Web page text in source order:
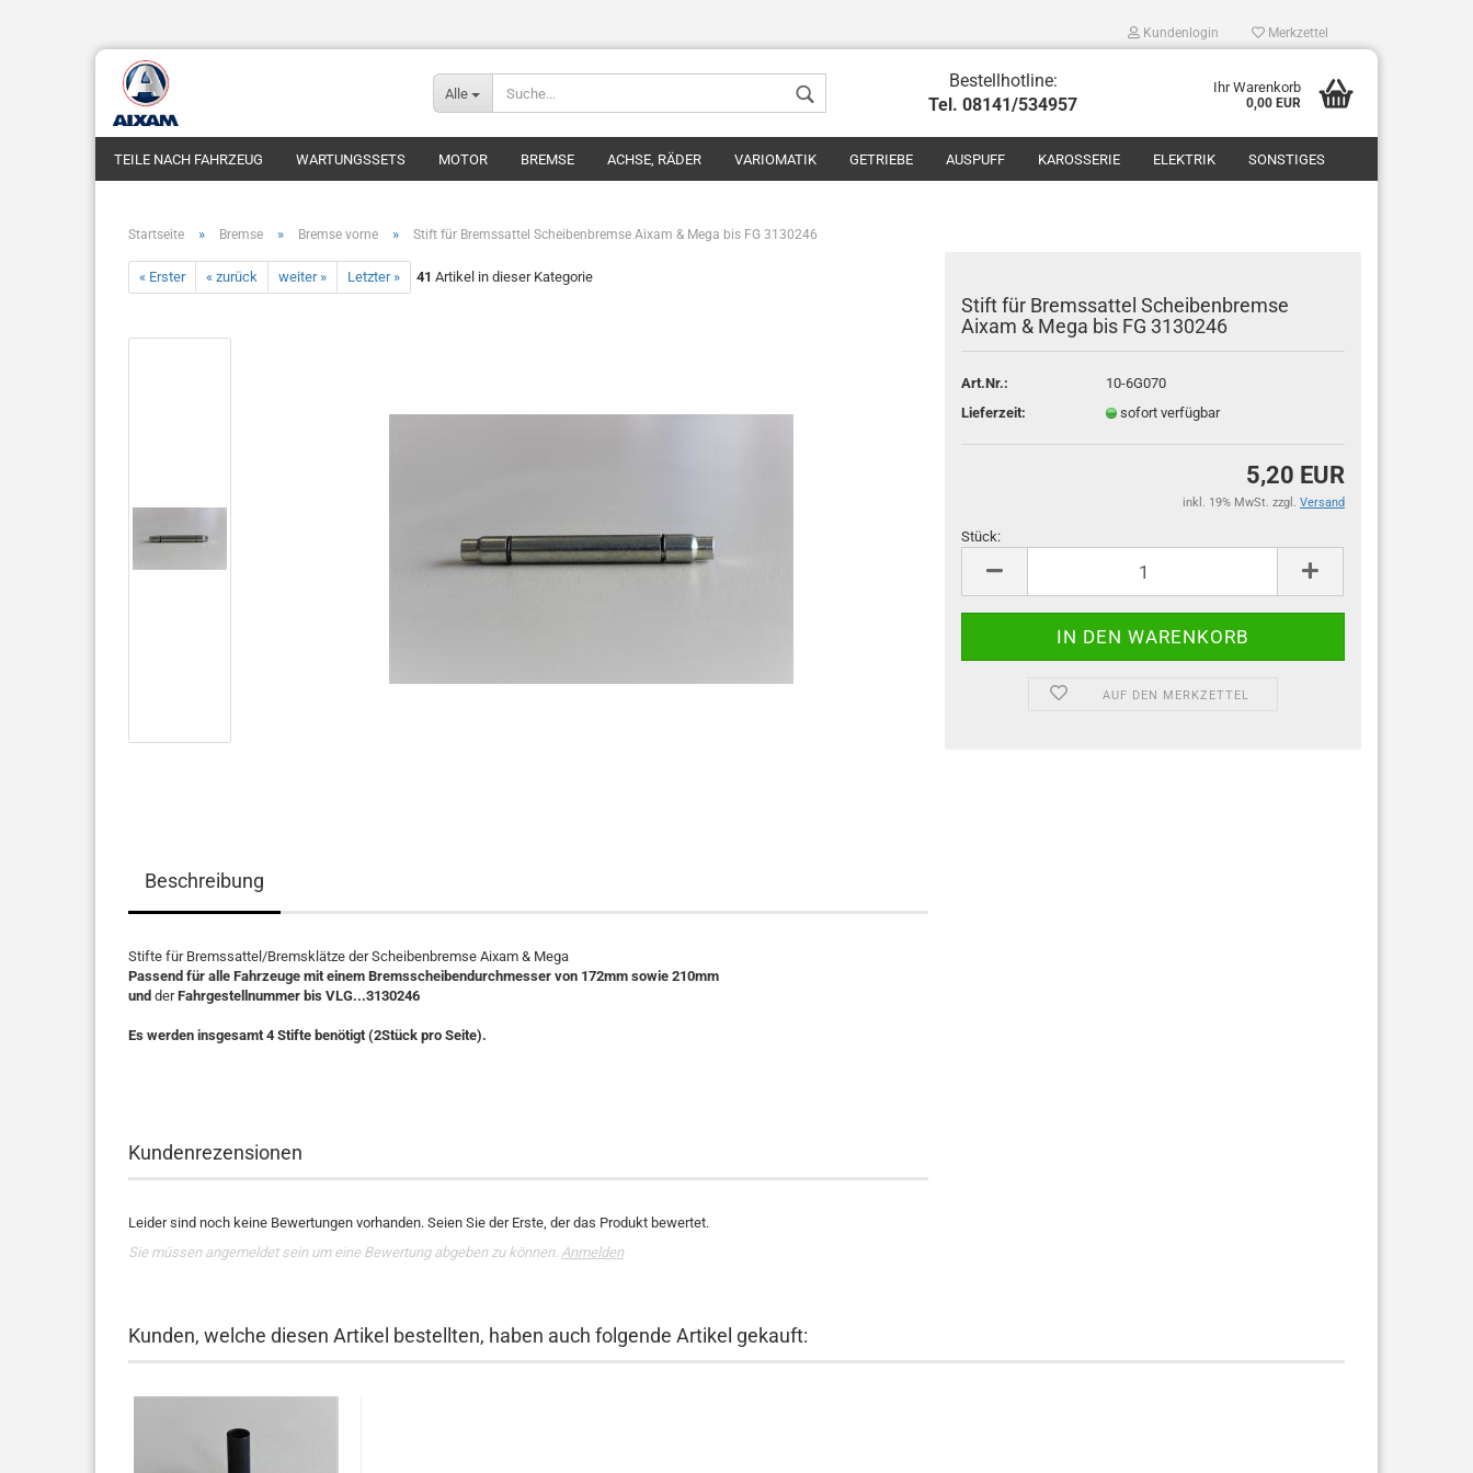
Kundenlogin
Konto erstellen
Merkzettel
Alle
Bestellhotline:
Tel. 08141/534957
Ihr Warenkorb
0,00 EUR
TEILE NACH FAHRZEUG WARTUNGSSETS MOTOR BREMSE ACHSE, RÄDER VARIOMATIK GETRIEBE AUSPUFF KAROSSERIE ELEKTRIK SONSTIGES
Startseite » Bremse » Bremse vorne » Stift für Bremssattel Scheibenbremse Aixam & Mega bis FG 3130246
« Erster « zurück weiter » Letzter » 41 Artikel in dieser Kategorie
Stift für Bremssattel Scheibenbremse
Aixam & Mega bis FG 3130246
Art.Nr.:
10-6G070
Lieferzeit:
sofort verfügbar
5,20 EUR
inkl. 19% MwSt. zzgl. Versand
Stück:
Stück
AUF DEN MERKZETTEL
Beschreibung
Stifte für Bremssattel/Bremsklätze der Scheibenbremse Aixam & Mega
Passend für alle Fahrzeuge mit einem Bremsscheibendurchmesser von 172mm sowie 210mm
und derFahrgestellnummer bis VLG...3130246
Es werden insgesamt 4 Stifte benötigt (2Stück pro Seite).
Kundenrezensionen
Leider sind noch keine Bewertungen vorhanden. Seien Sie der Erste, der das Produkt bewertet.
Sie müssen angemeldet sein um eine Bewertung abgeben zu können. Anmelden
Kunden, welche diesen Artikel bestellten, haben auch folgende Artikel gekauft: